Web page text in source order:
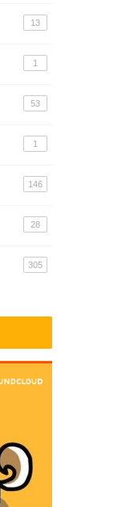
13
1
53
1
146
28
305